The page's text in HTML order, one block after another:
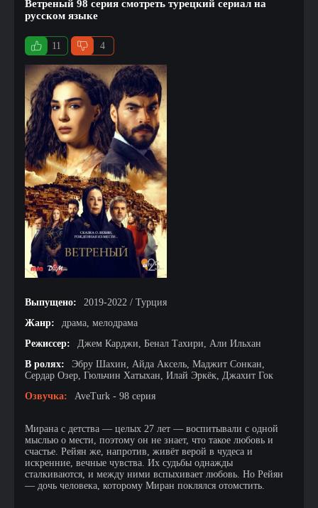
Ветреный 98 серия смотреть турецкий сериал на
русском языке
11 4
Выпущено:
2019-2022 / Турция
Жанр:
драма, мелодрама
Режиссер:
Джем Карджи, Бенал Тахири, Али Ильхан
В ролях:
Эбру Шахин, Айда Аксель, Маджит Сонкан,
Сердар Озер, Гюльчин Хатыхан, Илай Эркёк, Джахит Гок
Озвучка:
AveTurk - 98 серия
Мирана с детства — целых 27 лет — воспитывали с одной
мыслью о мести, поэтому он не знает, что такое любовь и
счастье. Рейян же, напротив, живёт верой в чудеса и
искренние, вечные чувства. Их судьбы однажды
сталкиваются, и между ними вспыхивает любовь. Но Рейян
— дочь человека, которому Миран поклялся отомстить.